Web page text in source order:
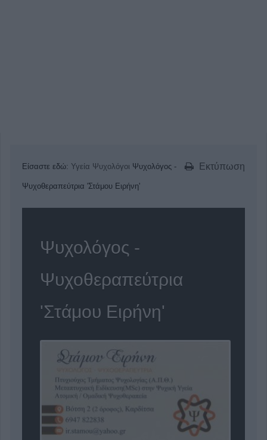
Εκτύπωση
Είσαστε εδώ: Υγεία Ψυχολόγοι Ψυχολόγος -
Ψυχοθεραπεύτρια 'Στάμου Ειρήνη'
Ψυχολόγος -
Ψυχοθεραπεύτρια
'Στάμου Ειρήνη'